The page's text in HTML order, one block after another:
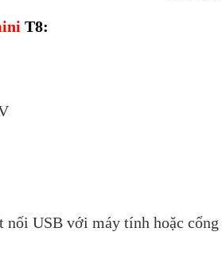
T8:
USB với máy tính hoặc cổng